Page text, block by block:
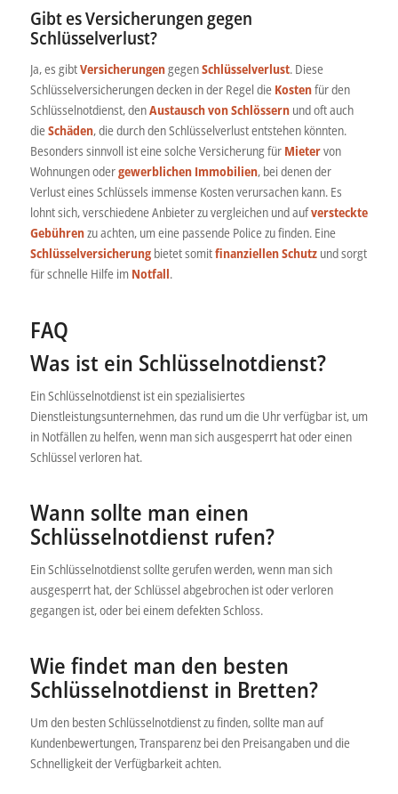
Gibt es Versicherungen gegen
Schlüsselverlust?
Ja, es gibtVersicherungengegenSchlüsselverlust. Diese
Schlüsselversicherungen decken in der Regel die Kostenfür den
Schlüsselnotdienst, denAustausch von Schlössernund oft auch
dieSchäden, die durch den Schlüsselverlust entstehen könnten.
Besonders sinnvoll ist eine solche Versicherung für Mietervon
Wohnungen odergewerblichen Immobilien, bei denen der
Verlust eines Schlüssels immense Kosten verursachen kann. Es
lohnt sich, verschiedene Anbieter zu vergleichen und aufversteckte
Gebührenzu achten, um eine passende Police zu finden. Eine
Schlüsselversicherungbietet somitfinanziellen Schutzund sorgt
für schnelle Hilfe im Notfall.
FAQ
Was ist ein Schlüsselnotdienst?
Ein Schlüsselnotdienst ist ein spezialisiertes
Dienstleistungsunternehmen, das rund um die Uhr verfügbar ist, um
in Notfällen zu helfen, wenn man sich ausgesperrt hat oder einen
Schlüssel verloren hat.
Wann sollte man einen
Schlüsselnotdienst rufen?
Ein Schlüsselnotdienst sollte gerufen werden, wenn man sich
ausgesperrt hat, der Schlüssel abgebrochen ist oder verloren
gegangen ist, oder bei einem defekten Schloss.
Wie findet man den besten
Schlüsselnotdienst in Bretten?
Um den besten Schlüsselnotdienst zu finden, sollte man auf
Kundenbewertungen, Transparenz bei den Preisangaben und die
Schnelligkeit der Verfügbarkeit achten.